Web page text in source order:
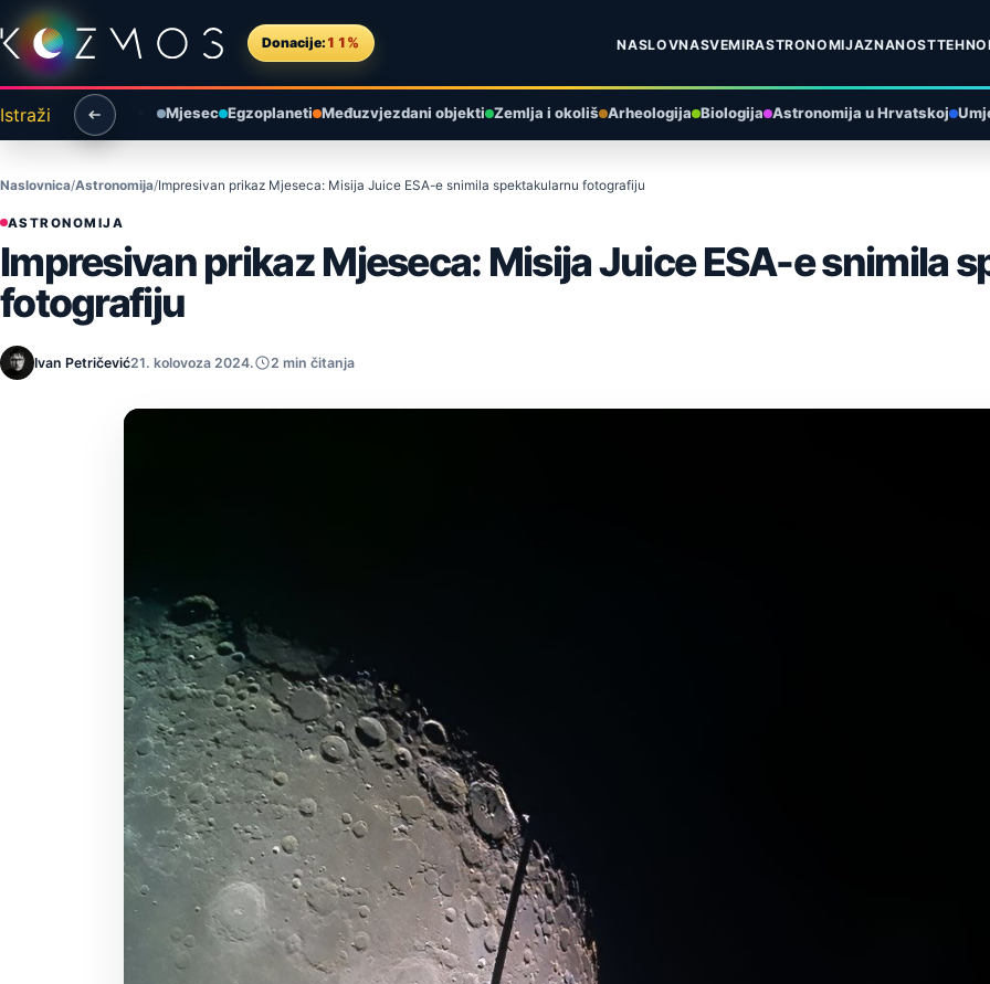
Preskoči na sadržaj
Donacije: 11% NASLOVNASVEMIRASTRONOMIJAZNANOST
Istraži Mjesec Egzoplaneti Međuzvjezdani objekti Zemlja i okoliš Arheologija Biologija Astronomija u Hrvatskoj
Naslovnica Astronomija Impresivan prikaz Mjeseca: Misija Juice ESA-e snimila spektakularnu fotografiju
ASTRONOMIJA
Impresivan prikaz Mjeseca: Misija Juice ESA-e snimila
fotografiju
Ivan Petričević21. kolovoza 2024. 2 min čitanja